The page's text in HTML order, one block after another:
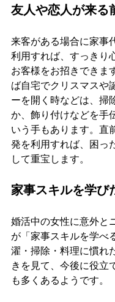
友人や恋人が来る
来客がある場合に家事
利用すれば、すっきり
お客様をお招きできま
ば自宅でクリスマスや
ーを開く時などは、掃
か、飾り付けなどを手
いう手もあります。直
発を利用すれば、困っ
して重宝します。
家事スキルを学び
婚活中の女性に意外と
が「家事スキルを学べ
濯・掃除・料理に慣れ
きを見て、今後に役立
も多くあるようです。